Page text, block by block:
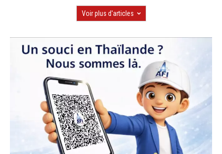
Voir plus d'articles